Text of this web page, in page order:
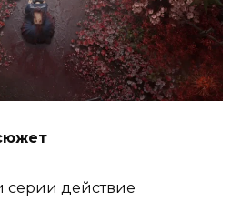
серии действие